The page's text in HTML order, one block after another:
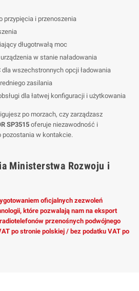
przypięcia i przenoszenia
długotrwałą moc
w stanie naładowania
wszechstronnych opcji ładowania
zasilania
dla łatwej konfiguracji i użytkowania
po morzach, czy zarządzasz
SP3515 oferuje niezawodność i
w kontakcie.
Ministerstwa Rozwoju i
oficjalnych zezwoleń
które pozwalają nam na eksport
przenośnych podwójnego
po stronie polskiej / bez podatku VAT po